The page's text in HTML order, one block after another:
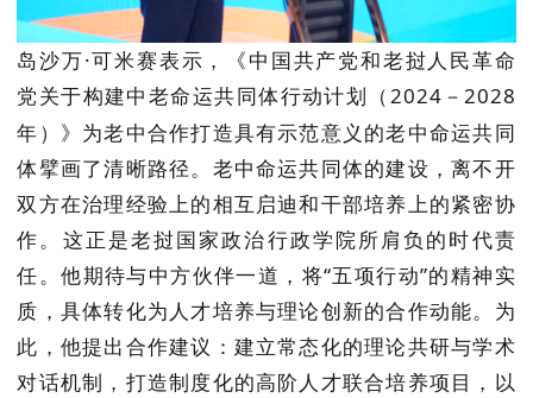
岛沙万·可米赛表示，《中国共产党和老挝人民革命
党关于构建中老命运共同体行动计划（2024 － 2028
年）》为老中合作打造具有示范意义的老中命运共同
体擘画了清晰路径。老中命运共同体的建设，离不开
双方在治理经验上的相互启迪和干部培养上的紧密协
作。这正是老挝国家政治行政学院所肩负的时代责
任。他期待与中方伙伴一道，将“五项行动”的精神实
质，具体转化为人才培养与理论创新的合作动能。为
此，他提出合作建议：建立常态化的理论共研与学术
对话机制，打造制度化的高阶人才联合培养项目，以